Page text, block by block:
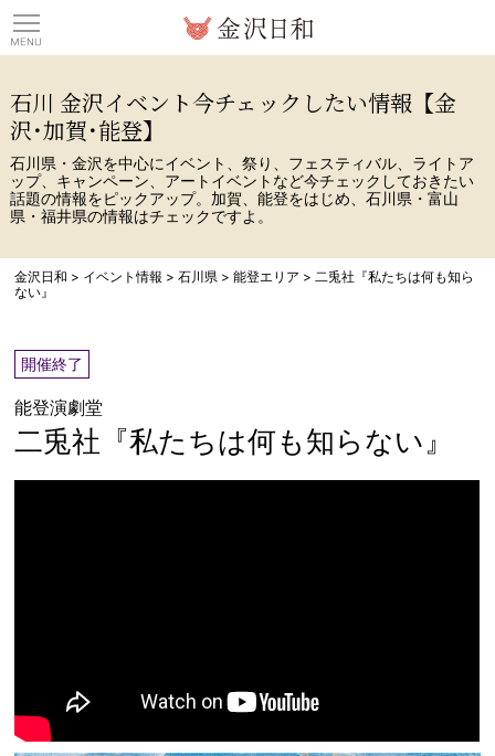
石川 金沢イベント今チェックしたい情報【金
沢･加賀･能登】
石川県・金沢を中心にイベント、祭り、フェスティバル、ライトア
ップ、キャンペーン、アートイベントなど今チェックしておきたい
話題の情報をピックアップ。加賀、能登をはじめ、石川県・富山
県・福井県の情報はチェックですよ。
金沢日和 > イベント情報 >石川県 >能登エリア >二兎社『私たちは何も知ら
ない』
開催終了
能登演劇堂
二兎社『私たちは何も知らない』